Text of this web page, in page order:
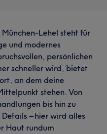
Lehel steht für
und modernes
persönlichen
schneller wird, bietet
an dem deine
stehen. Von
bis hin zu
– hier wird alles
Haut rundum